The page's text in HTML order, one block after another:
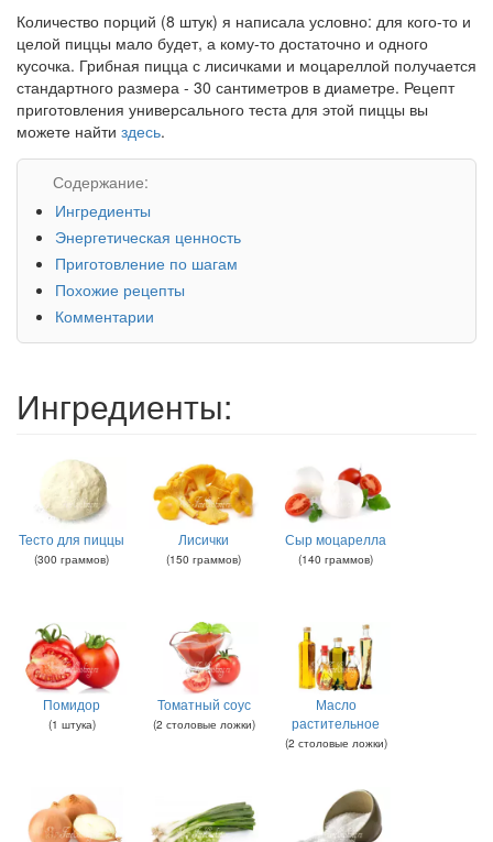
Количество порций (8 штук) я написала условно: для кого-то и
целой пиццы мало будет, а кому-то достаточно и одного
кусочка. Грибная пицца с лисичками и моцареллой получается
стандартного размера - 30 сантиметров в диаметре. Рецепт
приготовления универсального теста для этой пиццы вы
можете найти здесь.
Содержание:
Ингредиенты
Энергетическая ценность
Приготовление по шагам
Похожие рецепты
Комментарии
Ингредиенты:
Тесто для пиццы
(300 граммов)
Лисички
(150 граммов)
Сыр моцарелла
(140 граммов)
Помидор
(1 штука)
Томатный соус
(2 столовые ложки)
Масло
растительное
(2 столовые ложки)